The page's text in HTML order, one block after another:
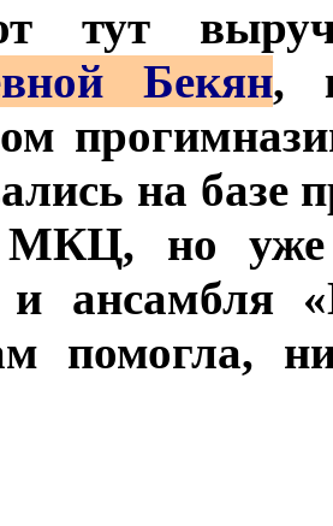
тут
Бекян,
на базе
но уже
ансамбля
помогла,